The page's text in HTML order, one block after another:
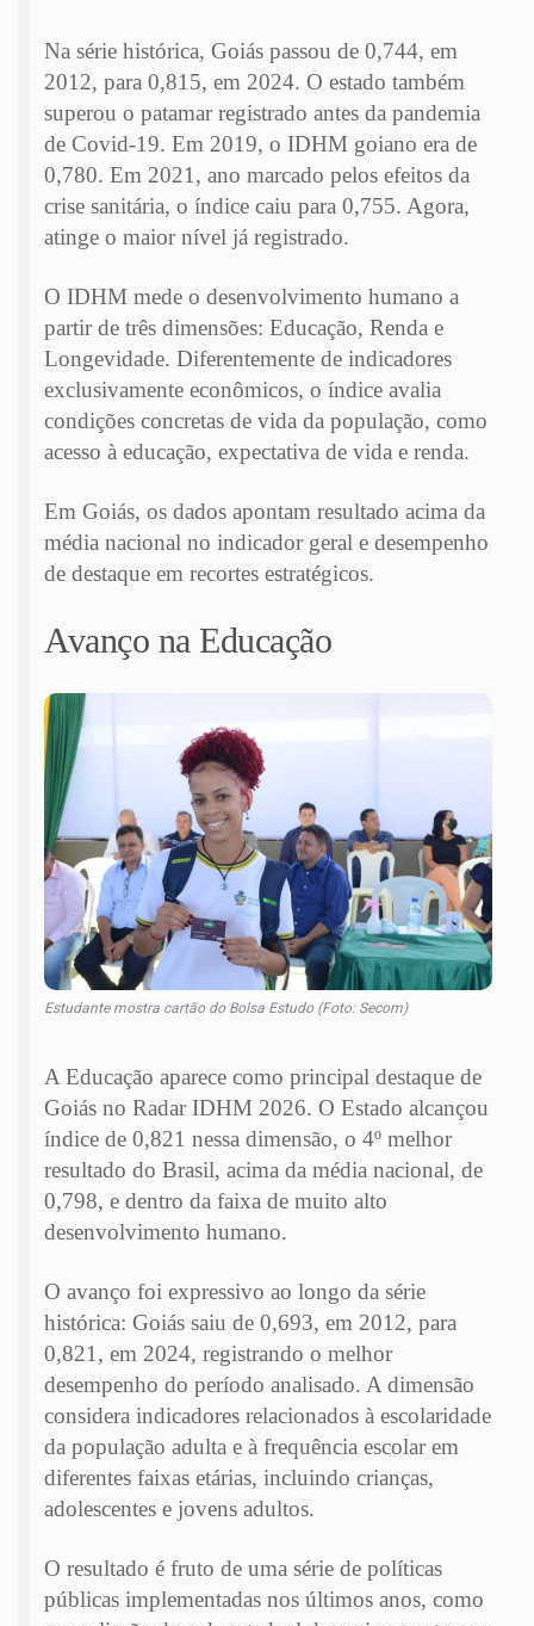
Na série histórica, Goiás passou de 0,744, em
2012, para 0,815, em 2024. O estado também
superou o patamar registrado antes da pandemia
de Covid-19. Em 2019, o IDHM goiano era de
0,780. Em 2021, ano marcado pelos efeitos da
crise sanitária, o índice caiu para 0,755. Agora,
atinge o maior nível já registrado.
O IDHM mede o desenvolvimento humano a
partir de três dimensões: Educação, Renda e
Longevidade. Diferentemente de indicadores
exclusivamente econômicos, o índice avalia
condições concretas de vida da população, como
acesso à educação, expectativa de vida e renda.
Em Goiás, os dados apontam resultado acima da
média nacional no indicador geral e desempenho
de destaque em recortes estratégicos.
Avanço na Educação
Estudante mostra cartão do Bolsa Estudo (Foto: Secom)
A Educação aparece como principal destaque de
Goiás no Radar IDHM 2026. O Estado alcançou
índice de 0,821 nessa dimensão, o 4º melhor
resultado do Brasil, acima da média nacional, de
0,798, e dentro da faixa de muito alto
desenvolvimento humano.
O avanço foi expressivo ao longo da série
histórica: Goiás saiu de 0,693, em 2012, para
0,821, em 2024, registrando o melhor
desempenho do período analisado. A dimensão
considera indicadores relacionados à escolaridade
da população adulta e à frequência escolar em
diferentes faixas etárias, incluindo crianças,
adolescentes e jovens adultos.
O resultado é fruto de uma série de políticas
públicas implementadas nos últimos anos, como